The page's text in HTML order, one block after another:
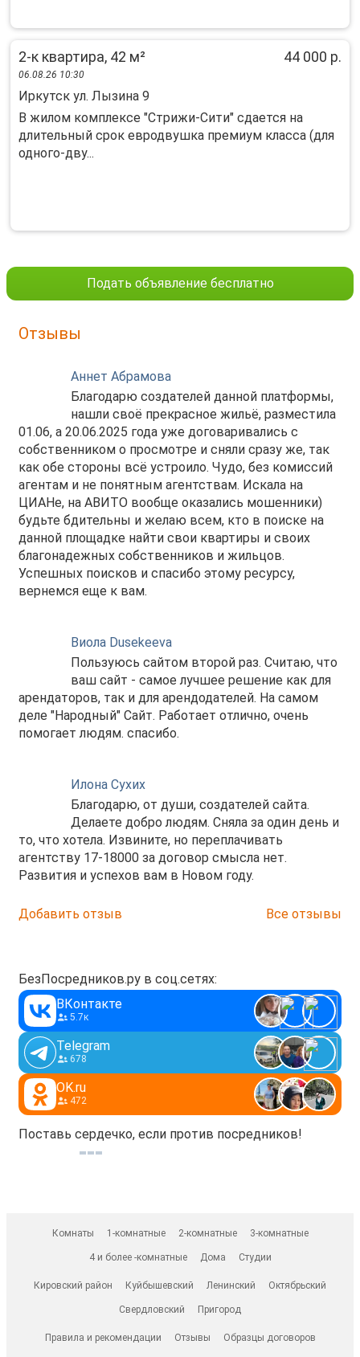
2-к квартира, 42 м² 44 000 р.
06.08.26 10:30
Иркутск ул. Лызина 9
В жилом комплексе "Стрижи-Сити" сдается на
длительный срок евродвушка премиум класса (для
одного-дву...
Подать объявление бесплатно
Отзывы
Аннет Абрамова
Благодарю создателей данной платформы,
нашли своё прекрасное жильё, разместила
01.06, а 20.06.2025 года уже договаривались с
собственником о просмотре и сняли сразу же, так
как обе стороны всё устроило. Чудо, без комиссий
агентам и не понятным агентствам. Искала на
ЦИАНе, на АВИТО вообще оказались мошенники)
будьте бдительны и желаю всем, кто в поиске на
данной площадке найти свои квартиры и своих
благонадежных собственников и жильцов.
Успешных поисков и спасибо этому ресурсу,
вернемся еще к вам.
Виола Dusekeeva
Пользуюсь сайтом второй раз. Считаю, что
ваш сайт - самое лучшее решение как для
арендаторов, так и для арендодателей. На самом
деле "Народный" Сайт. Работает отлично, очень
помогает людям. спасибо.
Илона Сухих
Благодарю, от души, создателей сайта.
Делаете добро людям. Сняла за один день и
то, что хотела. Извините, но переплачивать
агентству 17-18000 за договор смысла нет.
Развития и успехов вам в Новом году.
Добавить отзыв Все отзывы
БезПосредников.ру в соц.сетях:
ВКонтакте
5.7к
Telegram
678
OK.ru
472
Поставь сердечко, если против посредников!
Комнаты 1-комнатные 2-комнатные 3-комнатные
4 и более -комнатные Дома Студии
Кировский район Куйбышевский Ленинский Октябрьский
Свердловский Пригород
Правила и рекомендации Отзывы Образцы договоров